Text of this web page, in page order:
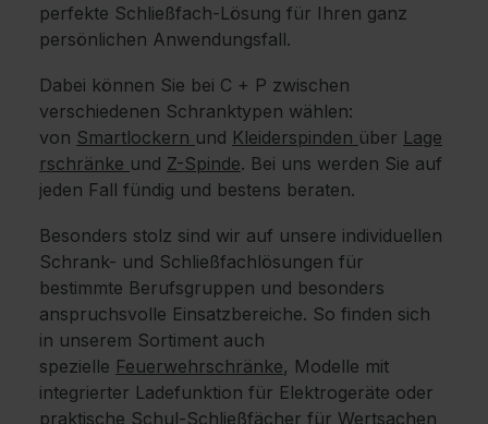
perfekte Schließfach-Lösung für Ihren ganz
persönlichen Anwendungsfall.
Dabei können Sie bei C + P zwischen
verschiedenen Schranktypen wählen:
von Smartlockern und Kleiderspinden über Lage
rschränke und Z-Spinde. Bei uns werden Sie auf
jeden Fall fündig und bestens beraten.
Besonders stolz sind wir auf unsere individuellen
Schrank- und Schließfachlösungen für
bestimmte Berufsgruppen und besonders
anspruchsvolle Einsatzbereiche. So finden sich
in unserem Sortiment auch
spezielle Feuerwehrschränke, Modelle mit
integrierter Ladefunktion für Elektrogeräte oder
praktische Schul-Schließfächer für Wertsachen